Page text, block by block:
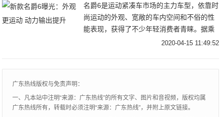
名爵6是运动紧凑车市场的主力车型，依靠时
尚运动的外观、宽敞的车内空间和不俗的性
能表现，获得了不少年轻消费者青睐。据乘
联会公布的销量数据显示，名爵6的2019年
2020-04-15 11:49:52
广东热线版权与免责声明：
一、凡本站中注明“来源：广东热线”的所有文字、图片和音视频，版权均属
广东热线所有，转载时必须注明“来源：广东热线”，并附上原文链接。